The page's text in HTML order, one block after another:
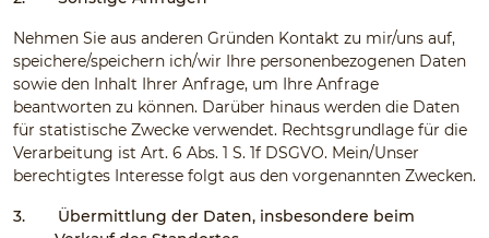
Nehmen Sie aus anderen Gründen Kontakt zu mir/uns auf,
speichere/speichern ich/wir Ihre personenbezogenen Daten
sowie den Inhalt Ihrer Anfrage, um Ihre Anfrage
beantworten zu können. Darüber hinaus werden die Daten
für statistische Zwecke verwendet. Rechtsgrundlage für die
Verarbeitung ist Art. 6 Abs. 1 S. 1f DSGVO. Mein/Unser
berechtigtes Interesse folgt aus den vorgenannten Zwecken.
3.
Übermittlung der Daten, insbesondere beim